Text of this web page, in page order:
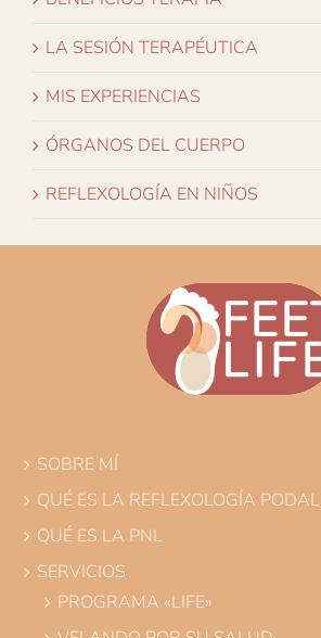
LA SESIÓN TERAPÉUTICA
MIS EXPERIENCIAS
ÓRGANOS DEL CUERPO
REFLEXOLOGÍA EN NIÑOS
SOBRE MÍ
QUÉ ES LA REFLEXOLOGÍA PODAL
QUÉ ES LA PNL
SERVICIOS
PROGRAMA «LIFE»